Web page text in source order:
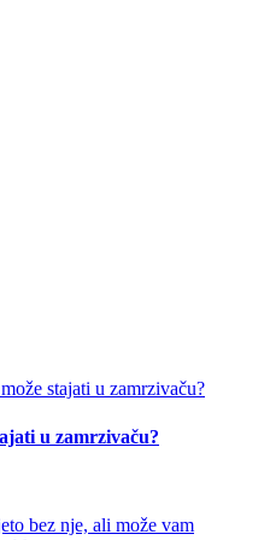
u zamrzivaču?